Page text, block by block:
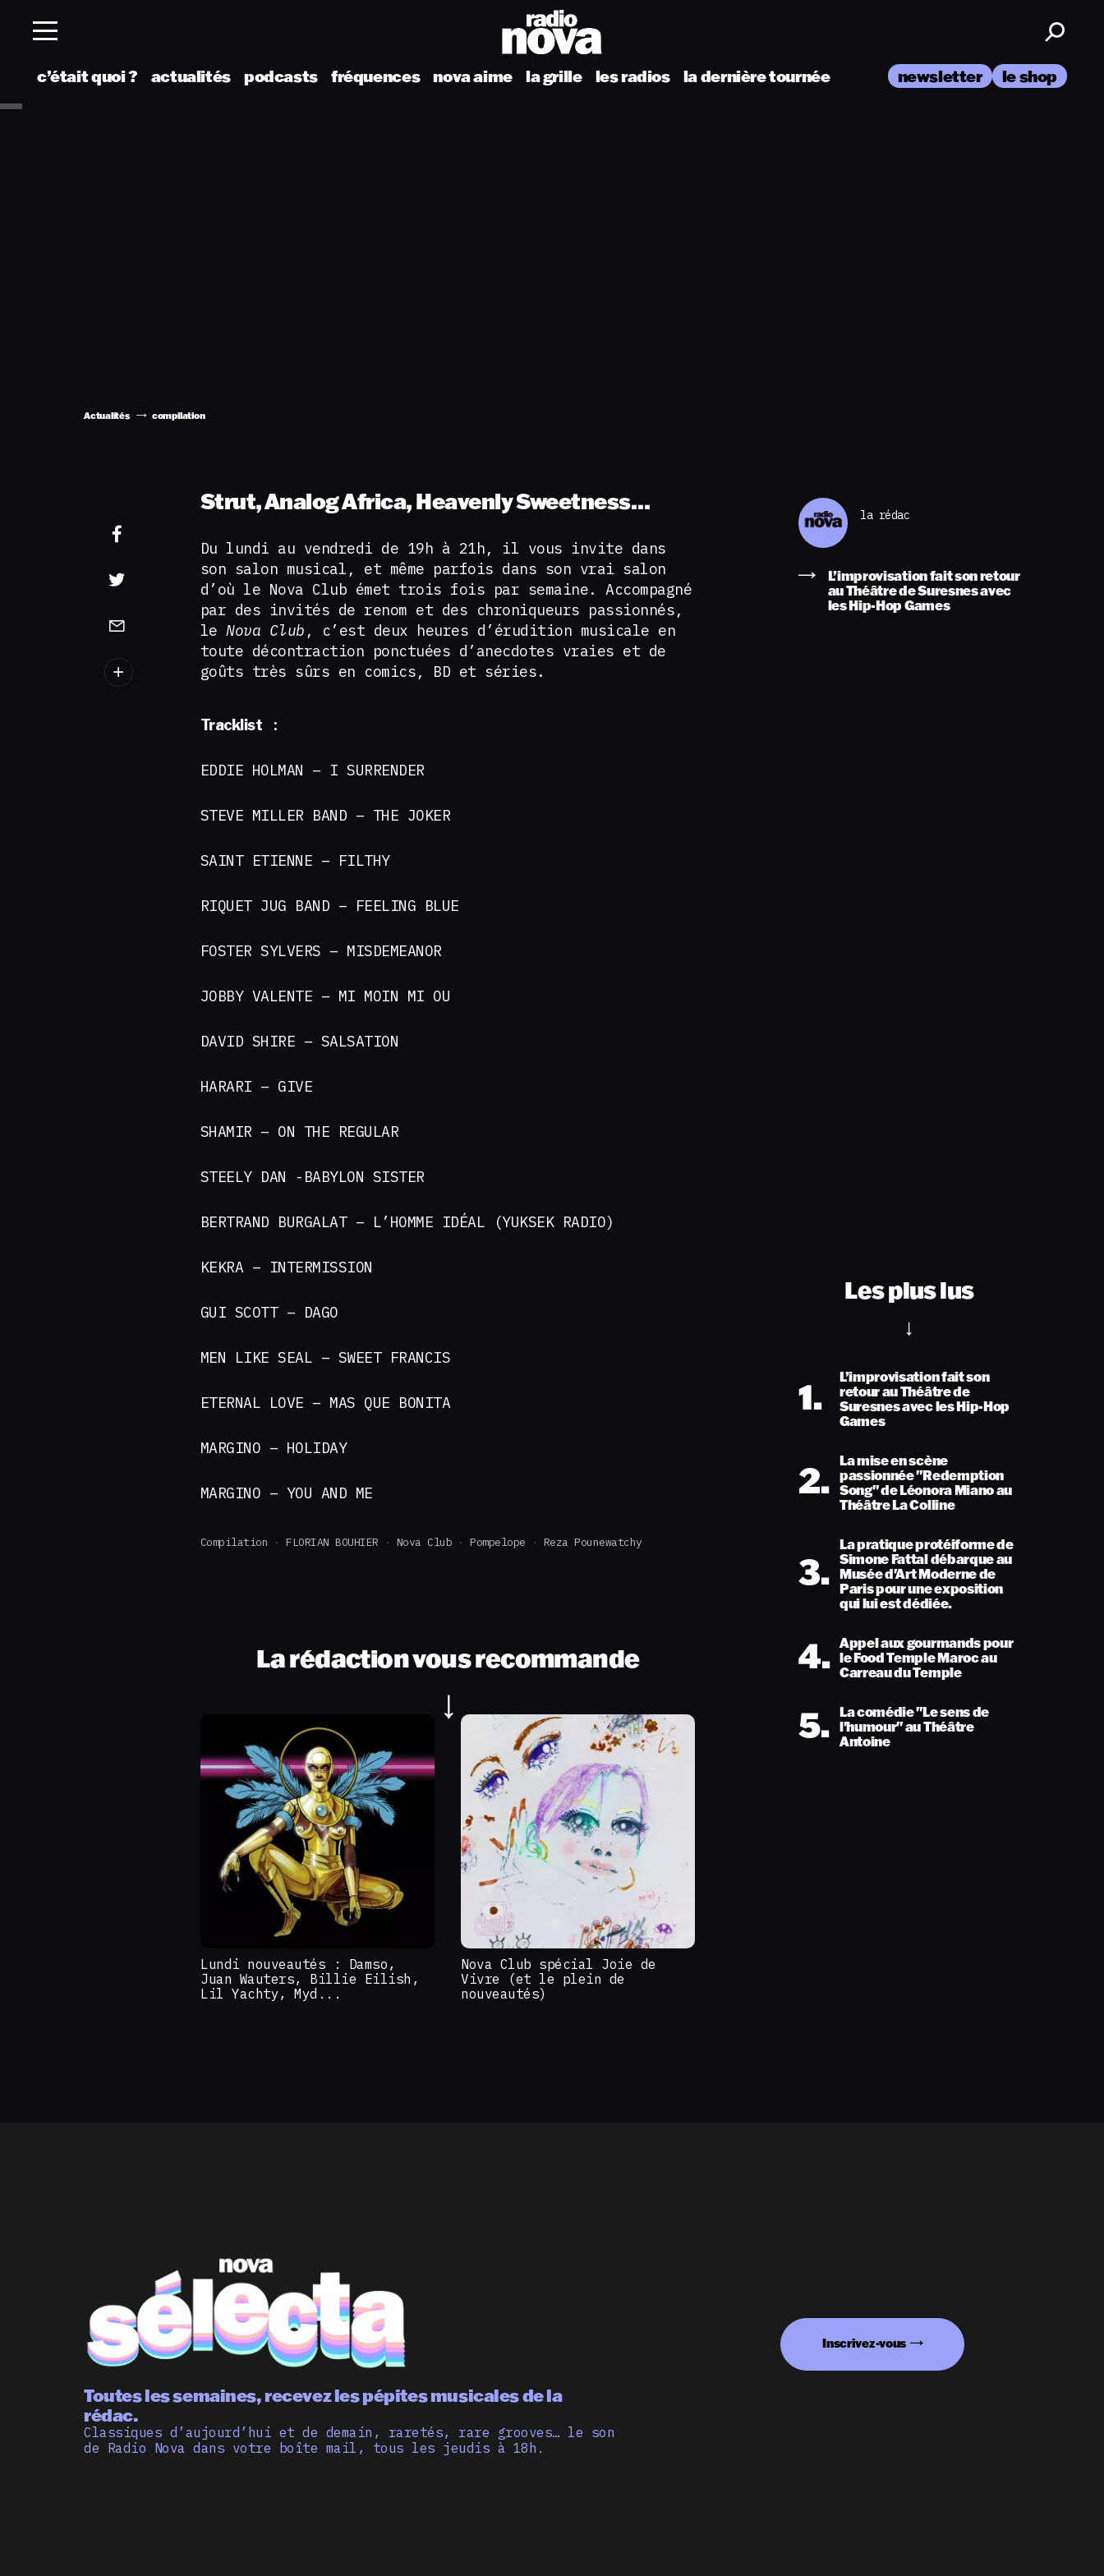
c’était quoi ? actualités podcasts fréquences nova aime la grille les radios la dernière tournée newsletter le shop
Actualités compilation
Strut, Analog Africa, Heavenly Sweetness…
Du lundi au vendredi de 19h à 21h, il vous invite dans
son salon musical, et même parfois dans son vrai salon
d’où le Nova Club émet trois fois par semaine. Accompagné
par des invités de renom et des chroniqueurs passionnés,
leNova Club , c’est deux heures d’érudition musicale en
toute décontraction ponctuées d’anecdotes vraies et de
goûts très sûrs en comics, BD et séries.
Tracklist :
EDDIE HOLMAN – I SURRENDER
STEVE MILLER BAND – THE JOKER
SAINT ETIENNE – FILTHY
RIQUET JUG BAND – FEELING BLUE
FOSTER SYLVERS – MISDEMEANOR
JOBBY VALENTE – MI MOIN MI OU
DAVID SHIRE – SALSATION
HARARI – GIVE
SHAMIR – ON THE REGULAR
STEELY DAN -BABYLON SISTER
BERTRAND BURGALAT – L’HOMME IDÉAL (YUKSEK RADIO)
KEKRA – INTERMISSION
GUI SCOTT – DAGO
MEN LIKE SEAL – SWEET FRANCIS
ETERNAL LOVE – MAS QUE BONITA
MARGINO – HOLIDAY
MARGINO – YOU AND ME
Compilation FLORIAN BOUHIER Nova Club Pompelope Reza Pounewatchy
La rédaction vous recommande
Lundi nouveautés : Damso,
Juan Wauters, Billie Eilish,
Lil Yachty, Myd...
Nova Club spécial Joie de
Vivre (et le plein de
nouveautés)
la rédac
L’improvisation fait son retour
au Théâtre de Suresnes avec
les Hip-Hop Games
Les plus lus
1.
L’improvisation fait son
retour au Théâtre de
Suresnes avec les Hip-Hop
Games
2. La mise en scène
passionnée "Redemption
Song" de Léonora Miano au
Théâtre La Colline
3.
La pratique protéiforme de
Simone Fattal débarque au
Musée d'Art Moderne de
Paris pour une exposition
qui lui est dédiée.
4. Appel aux gourmands pour
le Food Temple Maroc au
Carreau du Temple
5. La comédie "Le sens de
l'humour" au Théâtre
Antoine
Toutes les semaines, recevez les pépites musicales de la
rédac.
Classiques d’aujourd’hui et de demain, raretés, rare grooves… le son
de Radio Nova dans votre boîte mail, tous les jeudis à 18h.
Inscrivez-vous